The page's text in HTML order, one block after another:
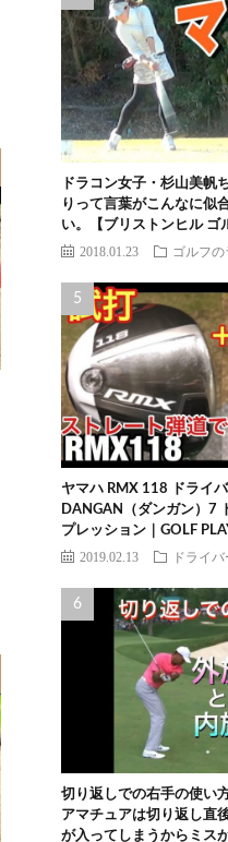
ドラコン女子・杉山美帆
りって言葉がこんなに似
い。【ブリストンヒル ゴ
2018.01.23 ゴルフの
ヤマハ RMX 118 ドライ
DANGAN（ダンガン）7
プレッション｜GOLF
2019.02.13 ドライ
切り返しでの右手の使い
アマチュアは切り返し直
が入ってしまうからミス